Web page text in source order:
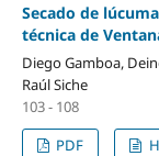
Secado de
técnica de
Diego Gamboa,
Raúl Siche
103 - 108
PDF